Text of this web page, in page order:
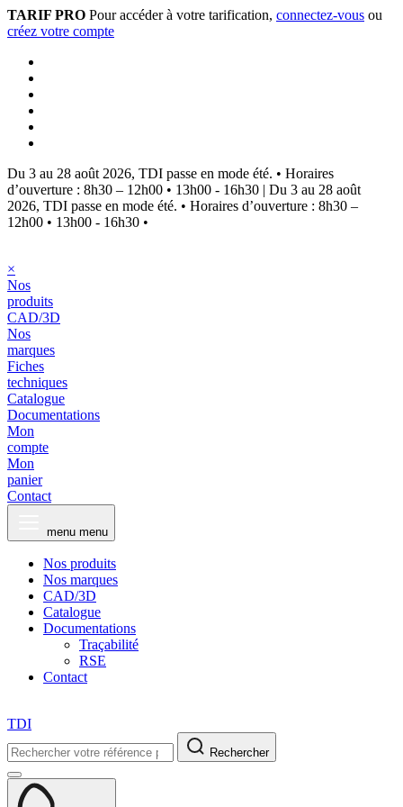
TARIF PRO Pour accéder à votre tarification, connectez-vous ou
créez votre compte
Du 3 au 28 août 2026, TDI passe en mode été. • Horaires
d’ouverture : 8h30 – 12h00 • 13h00 - 16h30 | Du 3 au 28 août
2026, TDI passe en mode été. • Horaires d’ouverture : 8h30 –
12h00 • 13h00 - 16h30 •
×
Nos
produits
CAD/3D
Nos
marques
Fiches
techniques
Catalogue
Documentations
Mon
compte
Mon
panier
Contact
menu menu
Nos produits
Nos marques
CAD/3D
Catalogue
Documentations
Traçabilité
RSE
Contact
TDI
Rechercher